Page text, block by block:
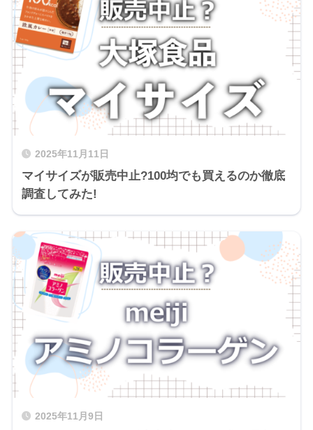
2025年11月11日
マイサイズが販売中止?100均でも買えるのか徹底
調査してみた!
2025年11月9日